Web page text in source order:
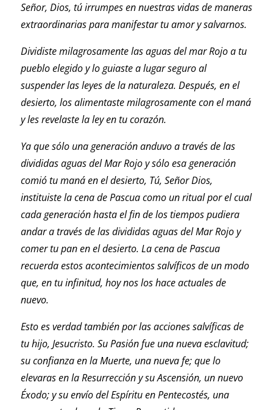
Señor, Dios, tú irrumpes en nuestras vidas de maneras
extraordinarias para manifestar tu amor y salvarnos.
Dividiste milagrosamente las aguas del mar Rojo a tu
pueblo elegido y lo guiaste a lugar seguro al
suspender las leyes de la naturaleza. Después, en el
desierto, los alimentaste milagrosamente con el maná
y les revelaste la ley en tu corazón.
Ya que sólo una generación anduvo a través de las
divididas aguas del Mar Rojo y sólo esa generación
comió tu maná en el desierto, Tú, Señor Dios,
instituiste la cena de Pascua como un ritual por el cual
cada generación hasta el fin de los tiempos pudiera
andar a través de las divididas aguas del Mar Rojo y
comer tu pan en el desierto. La cena de Pascua
recuerda estos acontecimientos salvíficos de un modo
que, en tu infinitud, hoy nos los hace actuales de
nuevo.
Esto es verdad también por las acciones salvíficas de
tu hijo, Jesucristo. Su Pasión fue una nueva esclavitud;
su confianza en la Muerte, una nueva fe; que lo
elevaras en la Resurrección y su Ascensión, un nuevo
Éxodo; y su envío del Espíritu en Pentecostés, una